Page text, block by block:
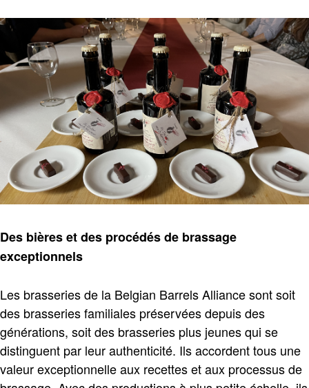
Des bières etdes procédés de brassage
exceptionnels
Les brasseries de la Belgian Barrels Alliance sont soit
des brasseries familiales préservées depuis des
générations, soit des brasseries plus jeunes qui se
distinguent par leur authenticité. Ils accordent tous une
valeur exceptionnelle aux recettes et aux processus de